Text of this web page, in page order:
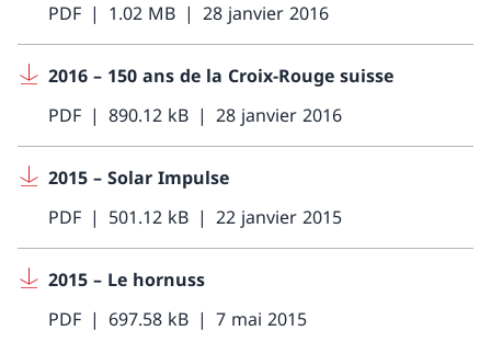
PDF
1.02 MB 28 janvier 2016
2016 – 150 ans de la Croix-Rouge suisse
PDF
890.12 kB 28 janvier 2016
2015 – Solar Impulse
PDF
501.12 kB 22 janvier 2015
2015 – Le hornuss
PDF
697.58 kB 7 mai 2015